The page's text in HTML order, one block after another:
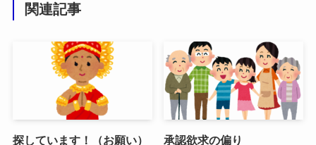
関連記事
探しています！（お願い） 承認欲求の偏り